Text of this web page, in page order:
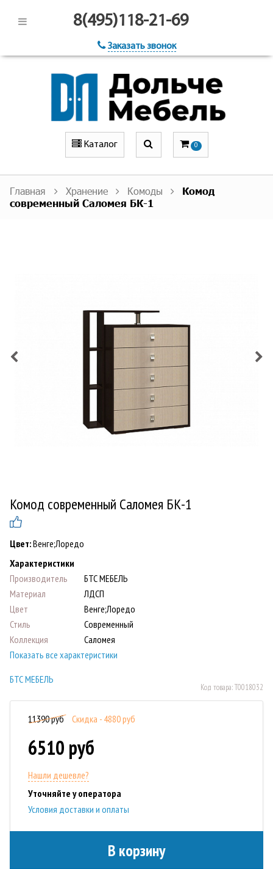
8(495)118-21-69
Заказать звонок
Каталог 0
Главная Хранение Комоды
Комод
современный Саломея БК-1
Комод современный Саломея БК-1
Цвет:Венге;Лоредо
Характеристики
Производитель
БТС МЕБЕЛЬ
Материал
ЛДСП
Цвет
Венге;Лоредо
Стиль
Современный
Коллекция
Саломея
Показать все характеристики
БТС МЕБЕЛЬ
Код товара:Т0018032
11390 руб Скидка - 4880 руб
6510 руб
Нашли дешевле?
Уточняйте у оператора
Условия доставки и оплаты
В корзину